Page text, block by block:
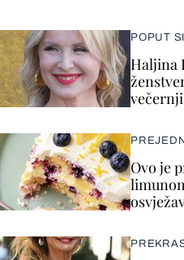
POPUT
Haljina
Ovo je